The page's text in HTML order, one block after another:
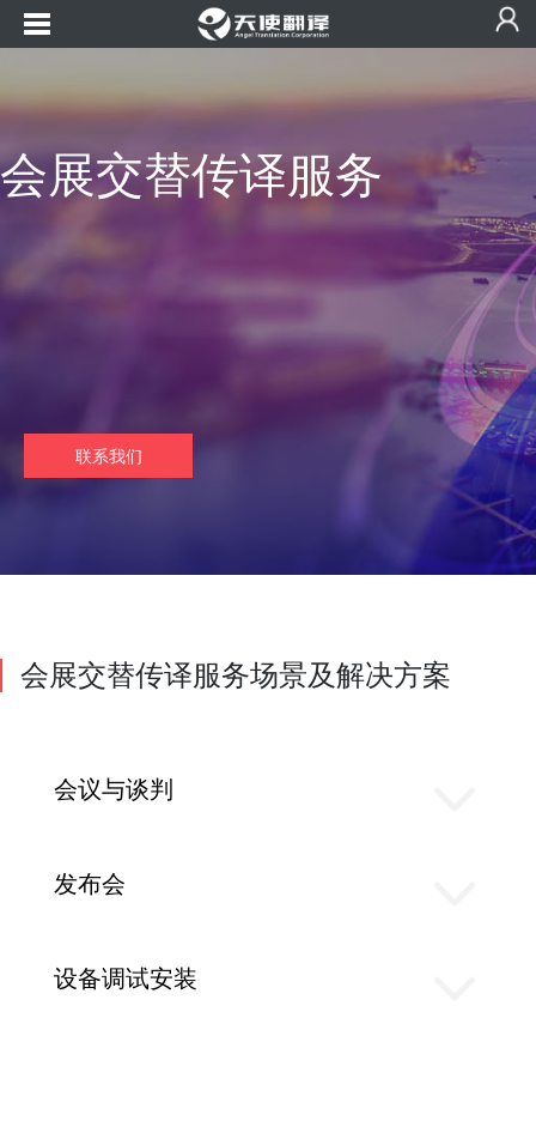
会展交替传译服务
联系我们
会展交替传译服务场景及解决方案
会议与谈判
发布会
设备调试安装